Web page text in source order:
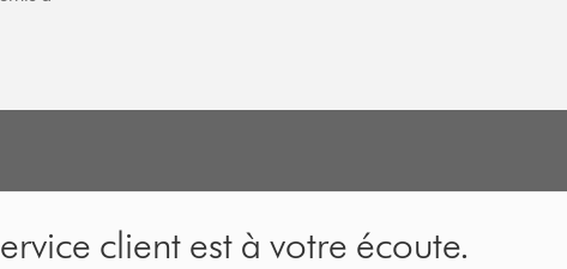
client est à votre écoute.